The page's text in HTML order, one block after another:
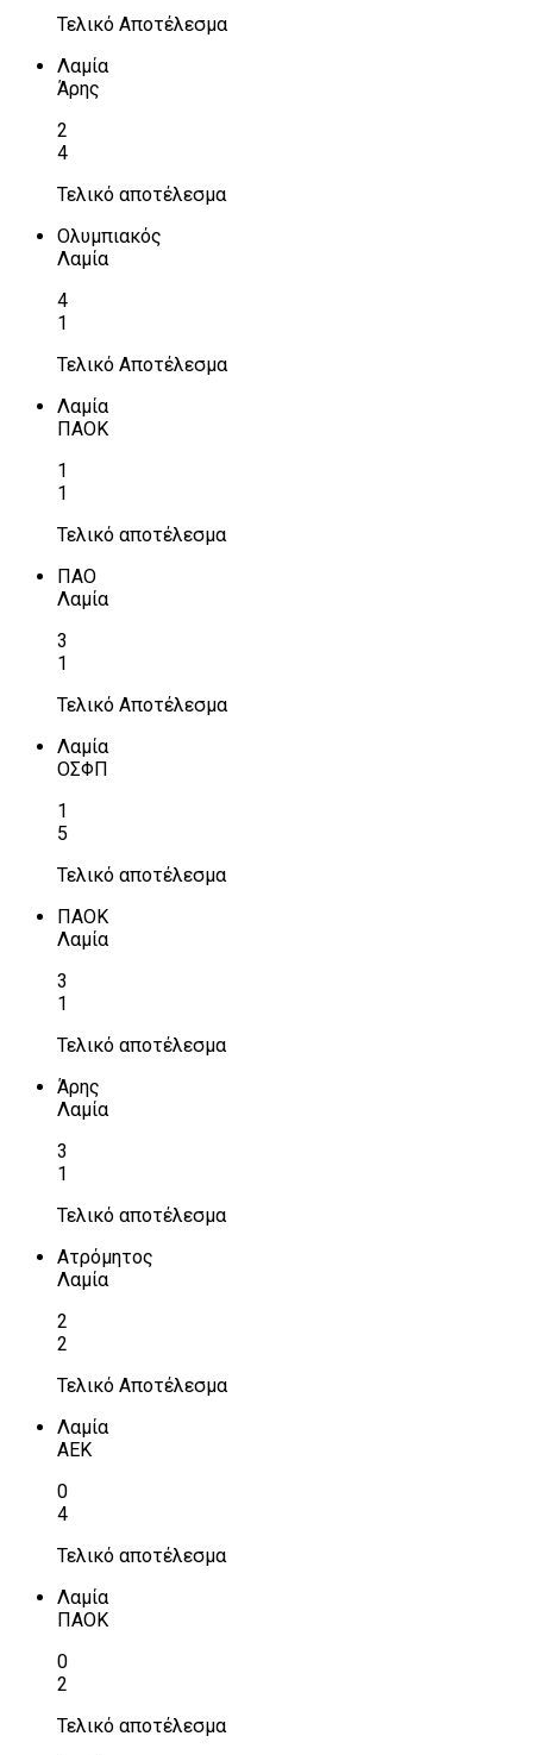
Τελικό Αποτέλεσμα
Λαμία
Άρης
2
4
Τελικό αποτέλεσμα
Ολυμπιακός
Λαμία
4
1
Τελικό Αποτέλεσμα
Λαμία
ΠΑΟΚ
1
1
Τελικό αποτέλεσμα
ΠΑΟ
Λαμία
3
1
Τελικό Αποτέλεσμα
Λαμία
ΟΣΦΠ
1
5
Τελικό αποτέλεσμα
ΠΑΟΚ
Λαμία
3
1
Τελικό αποτέλεσμα
Άρης
Λαμία
3
1
Τελικό αποτέλεσμα
Ατρόμητος
Λαμία
2
2
Τελικό Αποτέλεσμα
Λαμία
ΑΕΚ
0
4
Τελικό αποτέλεσμα
Λαμία
ΠΑΟΚ
0
2
Τελικό αποτέλεσμα